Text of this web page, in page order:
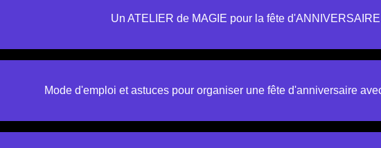
Un ATELIER de MAGIE pour la fête d'ANNIVERSAIRE
Mode d'emploi et astuces pour organiser une fête d'anniversaire